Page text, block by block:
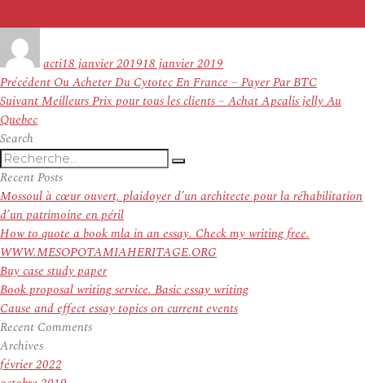
actile
18 janvier 201918 janvier 2019
Navigation
de
l’article
Précédent Article
précédent :
Ou Acheter Du Cytotec En France – Payer Par BTC
SuivantArticle
Meilleurs Prix pour tous les clients – Achat Apcalis jelly Au
Quebec
Search
Recherche
pour
:
Recherche
Recent Posts
Mossoul à cœur ouvert, plaidoyer d’un architecte pour la réhabilitation
d’un patrimoine en péril
How to quote a book mla in an essay. Check my writing free.
WWW.MESOPOTAMIAHERITAGE.ORG
Buy case study paper
Book proposal writing service. Basic essay writing
Cause and effect essay topics on current events
Recent Comments
Archives
février 2022